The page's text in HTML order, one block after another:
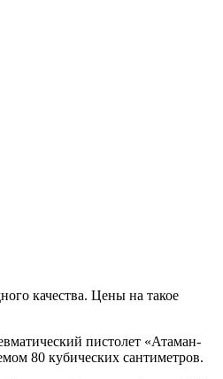
качества. Цены на такое
пистолет «Атаман-
80 кубических сантиметров.